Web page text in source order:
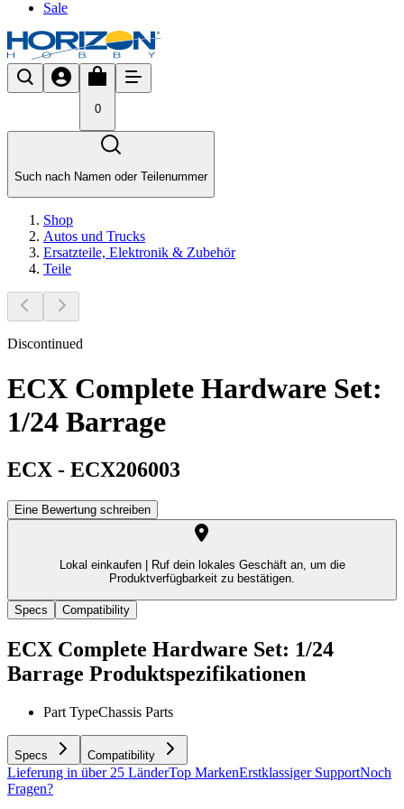
Sale
0
Such nach Namen oder Teilenummer
Shop
Autos und Trucks
Ersatzteile, Elektronik & Zubehör
Teile
Discontinued
ECX Complete Hardware Set:
1/24 Barrage
ECX - ECX206003
Eine Bewertung schreiben
Lokal einkaufen |
Ruf dein lokales Geschäft an, um die
Produktverfügbarkeit zu bestätigen.
Specs Compatibility
ECX Complete Hardware Set: 1/24
Barrage Produktspezifikationen
Part TypeChassis Parts
Specs Compatibility
Lieferung in über 25 LänderTop MarkenErstklassiger SupportNoch
Fragen?